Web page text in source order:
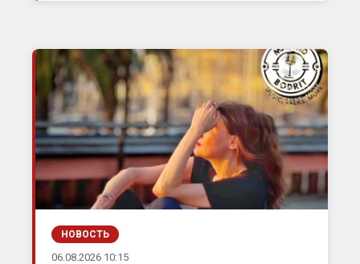
НОВОСТЬ
06.08.2026 10:15